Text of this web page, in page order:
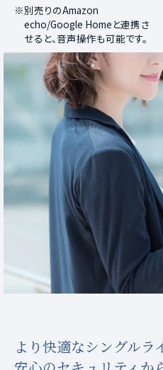
※別売りのAmazon
echo/Google Homeと連携さ
せると、音声操作も可能です。
より快適なシングルラ